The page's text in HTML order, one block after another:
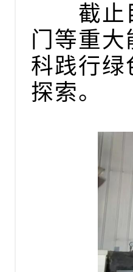
截止目
门等重
科践行绿
探索。